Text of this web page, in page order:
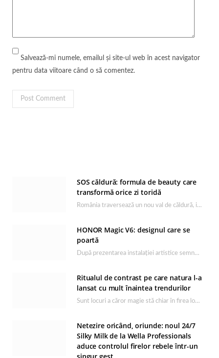
Salvează-mi numele, emailul și site-ul web în acest navigator
pentru data viitoare când o să comentez.
SOS căldură: formula de beauty care
transformă orice zi toridă
România traversează un nou val de căldură, iar rutina de îngrijire capătă un rol esențial…
HONOR Magic V6: designul care se
poartă
După prezentarea instalației artistice semnată de Catrinel Săbăciag în cadrul evenimentului de lansare HONOR Magic…
Ritualul de contrast pe care natura l-a
lansat cu mult înaintea trendurilor
Sunt locuri a căror magie stă chiar în firea lor naturală, iar Lacul Ursu din…
Netezire oricând, oriunde: noul 24/7
Silky Milk de la Wella Professionals
aduce controlul firelor rebele într-un